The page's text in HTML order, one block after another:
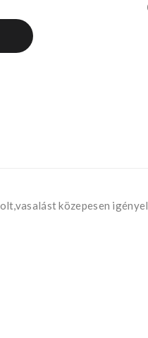
közepesen